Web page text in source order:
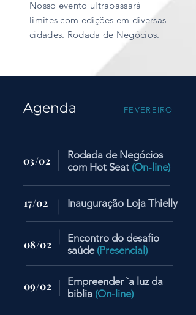
Nosso evento ultrapassará
limites com edições em diversas
cidades. Rodada de Negócios.
Agenda FEVEREIRO
03/02
Rodada de Negócios
com Hot Seat (On-line)
17/02 Inauguração Loja Thielly
08/02
Encontro do desafio
saúde (Presencial)
09/02
Empreender `a luz da
biblia (On-line)